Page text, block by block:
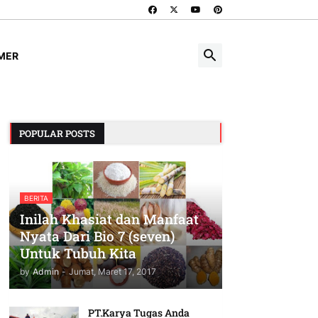
POPULAR POSTS
BERITA
Inilah Khasiat dan Manfaat
Nyata Dari Bio 7 (seven)
Untuk Tubuh Kita
by Admin - Jumat, Maret 17, 2017
PT.Karya Tugas Anda